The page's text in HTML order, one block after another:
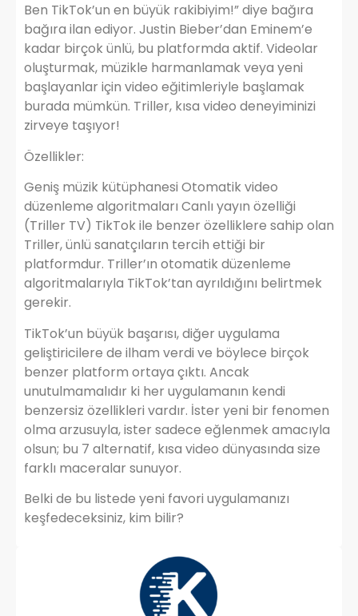
Ben TikTok’un en büyük rakibiyim!” diye bağıra
bağıra ilan ediyor. Justin Bieber’dan Eminem’e
kadar birçok ünlü, bu platformda aktif. Videolar
oluşturmak, müzikle harmanlamak veya yeni
başlayanlar için video eğitimleriyle başlamak
burada mümkün. Triller, kısa video deneyiminizi
zirveye taşıyor!
Özellikler:
Geniş müzik kütüphanesi Otomatik video
düzenleme algoritmaları Canlı yayın özelliği
(Triller TV) TikTok ile benzer özelliklere sahip olan
Triller, ünlü sanatçıların tercih ettiği bir
platformdur. Triller’ın otomatik düzenleme
algoritmalarıyla TikTok’tan ayrıldığını belirtmek
gerekir.
TikTok’un büyük başarısı, diğer uygulama
geliştiricilere de ilham verdi ve böylece birçok
benzer platform ortaya çıktı. Ancak
unutulmamalıdır ki her uygulamanın kendi
benzersiz özellikleri vardır. İster yeni bir fenomen
olma arzusuyla, ister sadece eğlenmek amacıyla
olsun; bu 7 alternatif, kısa video dünyasında size
farklı maceralar sunuyor.
Belki de bu listede yeni favori uygulamanızı
keşfedeceksiniz, kim bilir?